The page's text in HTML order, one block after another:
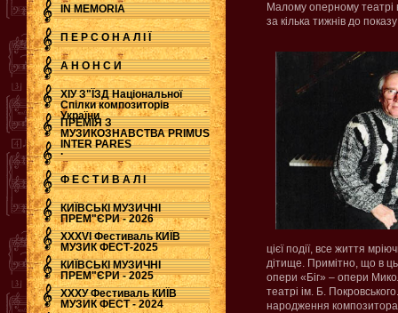
IN MEMORIA
П Е Р С О Н А Л І Ї
А Н О Н С И
ХІУ З"ЇЗД Національної
Спілки композиторів
України
ПРЕМІЯ З
МУЗИКОЗНАВСТВА PRIMUS
INTER PARES
.
Ф Е С Т И В А Л І
КИЇВСЬКІ МУЗИЧНІ
ПРЕМ"ЄРИ - 2026
ХХХVI Фестиваль КИЇВ
МУЗИК ФЕСТ-2025
КИЇВСЬКІ МУЗИЧНІ
ПРЕМ"ЄРИ - 2025
ХХХУ Фестиваль КИЇВ
МУЗИК ФЕСТ - 2024
Малому оперному театрі
за кілька тижнів до
цієї події, все життя
дітище. Примітно, що в
опери «Біг» – опери
театрі ім. Б.
народження